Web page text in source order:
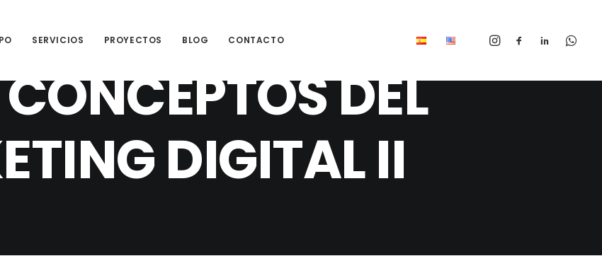
SERVICIOS PROYECTOS BLOG CONTACTO
DEL
DIGITAL II